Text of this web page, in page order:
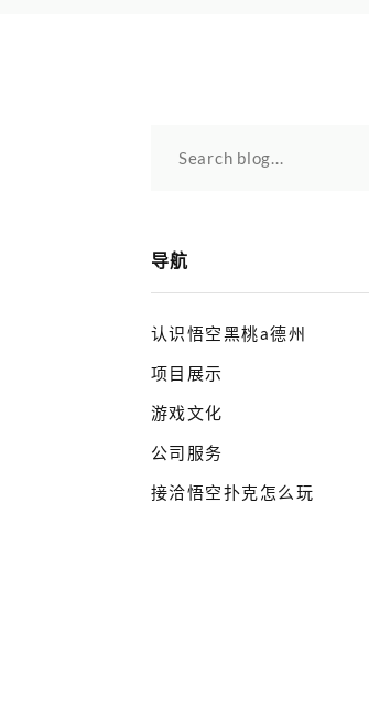
Search blog...
导航
认识悟空黑桃a德州
项目展示
游戏文化
公司服务
接洽悟空扑克怎么玩